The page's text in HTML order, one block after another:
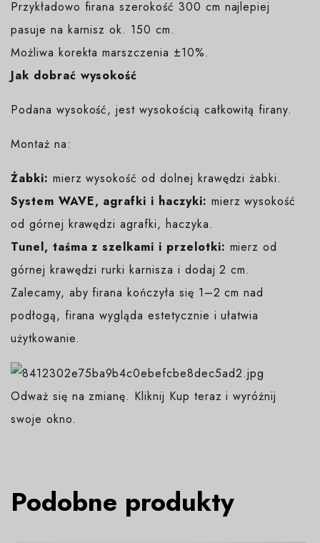
Przykładowo firana szerokość 300 cm najlepiej
pasuje na karnisz ok. 150 cm.
Możliwa korekta marszczenia ±10%.
Jak dobrać wysokość
Podana wysokość, jest wysokością całkowitą firany.
Montaż na:
Żabki: mierz wysokość od dolnej krawędzi żabki.
System WAVE, agrafki i haczyki: mierz wysokość
od górnej krawędzi agrafki, haczyka.
Tunel, taśma z szelkami i przelotki: mierz od
górnej krawędzi rurki karnisza i dodaj 2 cm.
Zalecamy, aby firana kończyła się 1–2 cm nad
podłogą, firana wygląda estetycznie i ułatwia
użytkowanie.
Odważ się na zmianę. Kliknij Kup teraz i wyróżnij
swoje okno.
Podobne produkty